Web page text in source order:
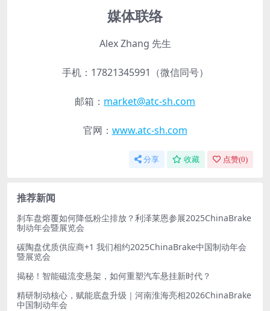
媒体联络
Alex Zhang 先生
手机：17821345991（微信同号）
邮箱： market@atc-sh.com
官网： www.atc-sh.com
分享 收藏 点赞(0)
推荐新闻
刹车盘熔覆如何降低粉尘排放？利泽莱恩参展2025ChinaBrake
制动年会暨展览会
碳陶盘优质供应商+1 我们相约2025ChinaBrake中国制动年会
暨展览会
揭秘！智能磁流变悬架，如何重塑汽车悬挂新时代？
精研制动核心，赋能底盘升级｜河南淮海亮相2026ChinaBrake
中国制动年会